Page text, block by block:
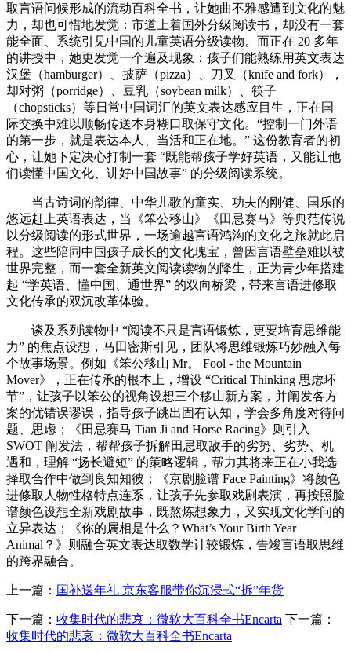
取言语问候形成的流动百科全书，让她曲不雅感遭到文化的魅
力，却也可惜地发觉：市道上着国外分级阅读书，却没有一套
能全面、系统引见中国的儿童英语分级读物。而正在 20 多年
的讲授中，她更发觉一个遍及现象：孩子们能熟练用英文表达
汉堡（hamburger）、披萨（pizza）、刀叉（knife and fork），
却对粥（porridge）、豆乳（soybean milk）、筷子
（chopsticks）等日常中国词汇的英文表达感应目生，正在国
际交换中难以顺畅传送本身糊口取保守文化。“控制一门外语
的第一步，就是表达本人、当活和正在地。” 这份教育者的初
心，让她下定决心打制一套 “既能帮孩子学好英语，又能让他
们读懂中国文化、讲好中国故事” 的分级阅读系统。
当古诗词的韵律、中华儿歌的童实、功夫的刚健、国乐的
悠远赶上英语表达，当《笨公移山》《田忌赛马》等典范传说
以分级阅读的形式世界，一场逾越言语鸿沟的文化之旅就此启
程。这些陪同中国孩子成长的文化瑰宝，曾因言语壁垒难以被
世界完整，而一套全新英文阅读读物的降生，正为青少年搭建
起 “学英语、懂中国、通世界” 的双向桥梁，带来言语进修取
文化传承的双沉改革体验。
谈及系列读物中 “阅读不只是言语锻炼，更要培育思维能
力” 的焦点设想，马田密斯引见，团队将思维锻炼巧妙融入每
个故事场景。例如《笨公移山 Mr。 Fool - the Mountain
Mover》，正在传承的根本上，增设 “Critical Thinking 思虑环
节”，让孩子以笨公的视角设想三个移山新方案，并阐发各方
案的优错误谬误，指导孩子跳出固有认知，学会多角度对待问
题、思虑；《田忌赛马 Tian Ji and Horse Racing》则引入
SWOT 阐发法，帮帮孩子拆解田忌取敌手的劣势、劣势、机
遇和，理解 “扬长避短” 的策略逻辑，帮力其将来正在小我选
择取合作中做到良知知彼；《京剧脸谱 Face Painting》将颜色
进修取人物性格特点连系，让孩子先参取戏剧表演，再按照脸
谱颜色设想全新戏剧故事，既熬炼想象力，又实现文化学问的
立异表达；《你的属相是什么？What’s Your Birth Year
Animal？》则融合英文表达取数学计较锻炼，告竣言语取思维
的跨界融合。
上一篇： 国补送年礼 京东客服带你沉浸式“拆”年货
下一篇： 收集时代的悲哀：微软大百科全书Encarta 下一篇：
收集时代的悲哀：微软大百科全书Encarta